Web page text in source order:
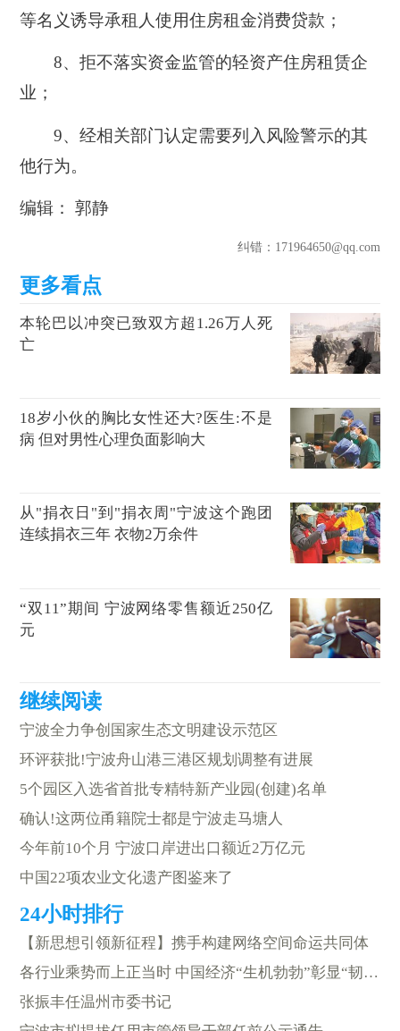
等名义诱导承租人使用住房租金消费贷款；
8、拒不落实资金监管的轻资产住房租赁企
业；
9、经相关部门认定需要列入风险警示的其
他行为。
编辑： 郭静
纠错：171964650@qq.com
本轮巴以冲突已致双方超1.26万人死
亡
18岁小伙的胸比女性还大?医生:不是
病 但对男性心理负面影响大
从"捐衣日"到"捐衣周"宁波这个跑团
连续捐衣三年 衣物2万余件
“双11”期间 宁波网络零售额近250亿
元
宁波全力争创国家生态文明建设示范区
环评获批!宁波舟山港三港区规划调整有进展
5个园区入选省首批专精特新产业园(创建)名单
确认!这两位甬籍院士都是宁波走马塘人
今年前10个月 宁波口岸进出口额近2万亿元
中国22项农业文化遗产图鉴来了
【新思想引领新征程】携手构建网络空间命运共同体
各行业乘势而上正当时 中国经济“生机勃勃”彰显“韧实力”
张振丰任温州市委书记